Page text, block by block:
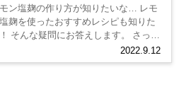
2022.9.12
ン塩麹の作り方が知りたいな… レモ
麹を使ったおすすめレシピも知りた
そんな疑問にお答えします。 さっぱ
した酸味のあるレモンと、食材の旨味
き出してくれる塩麹。この2...